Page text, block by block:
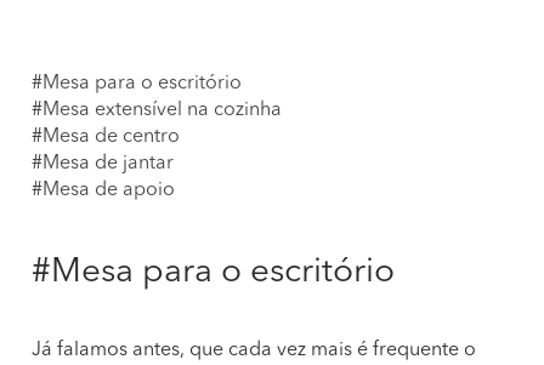
#Mesa para o escritório
#Mesa extensível na cozinha
#Mesa de centro
#Mesa de jantar
#Mesa de apoio
#Mesa para o escritório
Já falamos antes, que cada vez mais é frequente o